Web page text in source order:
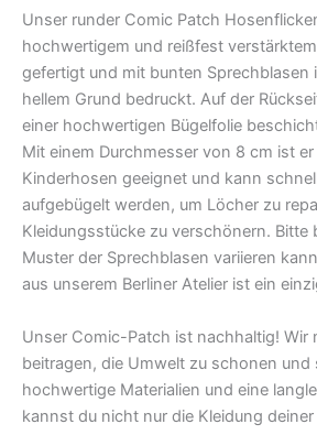
Unser runder Comic Patch
hochwertigem und reißfest
gefertigt und mit bunten Sprechblasen
hellem Grund bedruckt. Auf der
einer hochwertigen Bügelfolie
Mit einem Durchmesser von 8 cm ist
Kinderhosen geeignet und kann
aufgebügelt werden, um Löcher zu
Kleidungsstücke zu verschönern. Bitte
Muster der Sprechblasen variieren
aus unserem Berliner Atelier ist ein
Unser Comic-Patch ist nachhaltig! Wir
beitragen, die Umwelt zu schonen und
hochwertige Materialien und eine
kannst du nicht nur die Kleidung